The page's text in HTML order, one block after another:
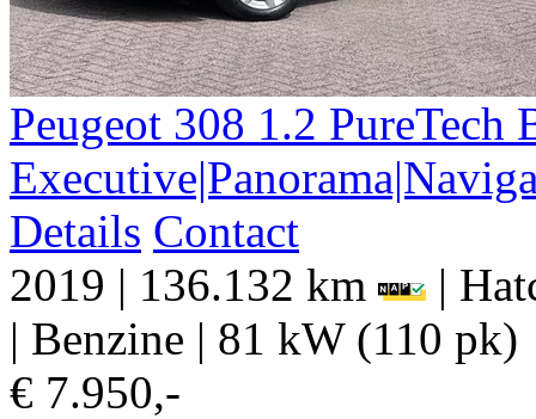
Peugeot 308 1.2 PureTech
Details Contact
2019 | 136.132 km |
| Benzine | 81 kW (110 pk)
€ 7.950,-